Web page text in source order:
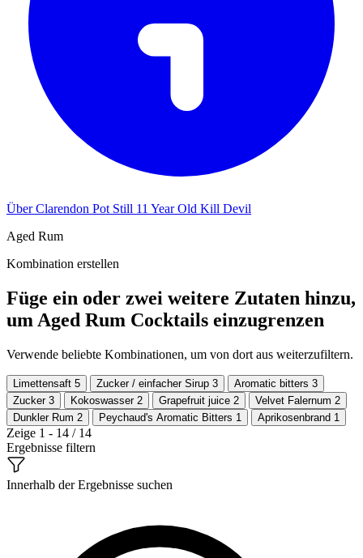
Über Clarendon Pot Still 11 Year Old Kill Devil
Aged Rum
Kombination erstellen
Füge ein oder zwei weitere Zutaten hinzu,
um Aged Rum Cocktails einzugrenzen
Verwende beliebte Kombinationen, um von dort aus weiterzufiltern.
Limettensaft 5 Zucker / einfacher Sirup 3 Aromatic bitters 3
Zucker 3 Kokoswasser 2 Grapefruit juice 2 Velvet Falernum 2
Dunkler Rum 2 Peychaud's Aromatic Bitters 1 Aprikosenbrand 1
Zeige 1 - 14 / 14
Ergebnisse filtern
Innerhalb der Ergebnisse suchen